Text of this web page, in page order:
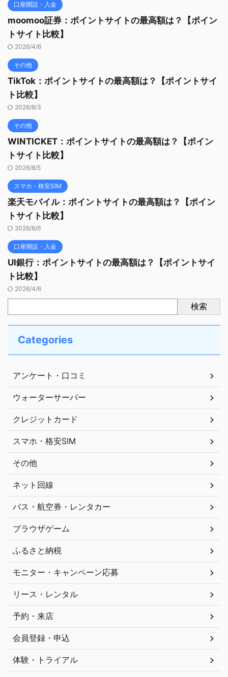
口座開設・入金
moomoo証券：ポイントサイトの最高額は？【ポイン
トサイト比較】
2026/4/6
その他
TikTok：ポイントサイトの最高額は？【ポイントサイ
ト比較】
2026/8/3
その他
WINTICKET：ポイントサイトの最高額は？【ポイン
トサイト比較】
2026/8/5
スマホ・格安SIM
楽天モバイル：ポイントサイトの最高額は？【ポイン
トサイト比較】
2026/8/6
口座開設・入金
UI銀行：ポイントサイトの最高額は？【ポイントサイ
ト比較】
2026/4/6
検索
Categories
アンケート・口コミ
ウォーターサーバー
クレジットカード
スマホ・格安SIM
その他
ネット回線
バス・航空券・レンタカー
ブラウザゲーム
ふるさと納税
モニター・キャンペーン応募
リース・レンタル
予約・来店
会員登録・申込
体験・トライアル